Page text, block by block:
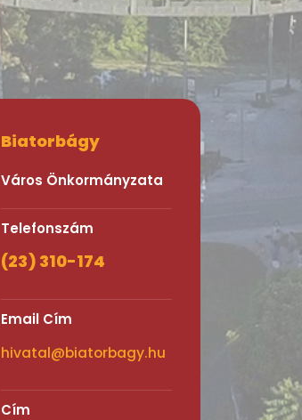
Biatorbágy
Város Önkormányzata
Telefonszám
(23) 310-174
Email Cím
hivatal@biatorbagy.hu
Cím